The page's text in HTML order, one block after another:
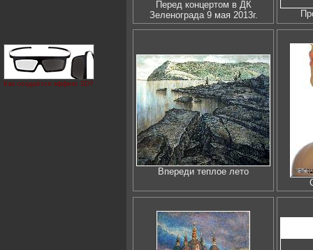
Как создаётся эффект 3D?
Перед концертом в ДК
Зеленограда 9 мая 2013г.
Впереди теплое лето